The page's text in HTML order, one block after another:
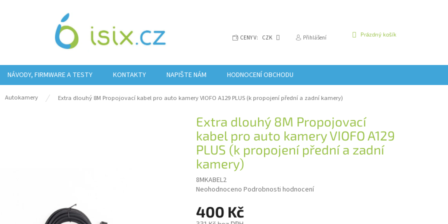
CENY V: CZK Přihlášení
NÁKUPNÍ
Prázdný košík
NÁVODY, FIRMWARE A TESTY KONTAKTY NAPIŠTE NÁM HODNOCENÍ OBCHODU
Autokamery Extra dlouhý 8M Propojovací kabel pro auto kamery VIOFO A129 PLUS (k propojení přední a zadní kamery)
Extra dlouhý 8M Propojovací
kabel pro auto kamery VIOFO A129
PLUS (k propojení přední a zadní
kamery)
8MKABEL2
Průměrné
produktu
je
Neohodnoceno Podrobnosti hodnocení
400 Kč